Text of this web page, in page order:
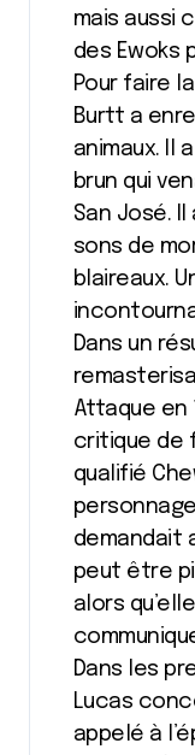
mais aussi
des Ewoks
Pour faire
Burtt a
animaux. Il
brun qui
San José.
sons de
blaireaux.
Dans un
Attaque en
critique de
qualifié
demandait
peut être
alors
Dans les
Lucas
appelé à